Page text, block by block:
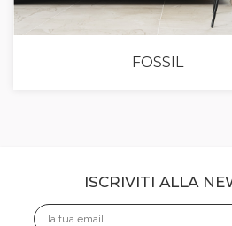
FOSSIL
ISCRIVITI ALLA
Email